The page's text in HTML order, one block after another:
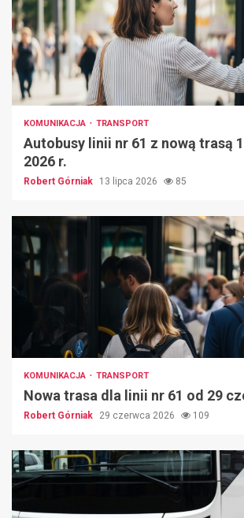
KOMUNIKACJA TRANSPORT
Autobusy linii nr 61 z nową trasą
2026 r.
Robert Górniak 13 lipca 2026 85
KOMUNIKACJA TRANSPORT
Nowa trasa dla linii nr 61 od 29
Robert Górniak 29 czerwca 2026 109